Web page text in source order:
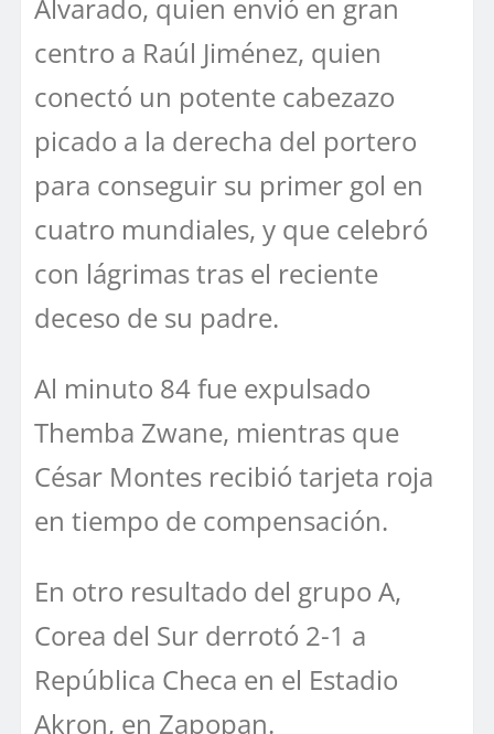
Alvarado, quien envió en gran
centro a Raúl Jiménez, quien
conectó un potente cabezazo
picado a la derecha del portero
para conseguir su primer gol en
cuatro mundiales, y que celebró
con lágrimas tras el reciente
deceso de su padre.
Al minuto 84 fue expulsado
Themba Zwane, mientras que
César Montes recibió tarjeta roja
en tiempo de compensación.
En otro resultado del grupo A,
Corea del Sur derrotó 2-1 a
República Checa en el Estadio
Akron, en Zapopan.